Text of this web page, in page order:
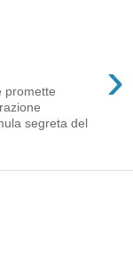
›
promette
segreta del